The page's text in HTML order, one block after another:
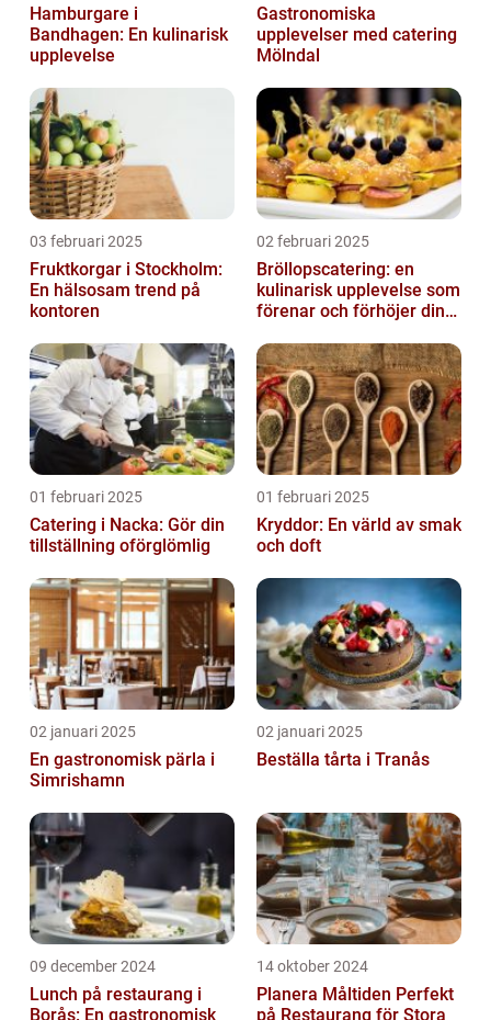
Hamburgare i
Bandhagen: En kulinarisk
upplevelse
Gastronomiska
upplevelser med catering
Mölndal
03 februari 2025
Fruktkorgar i Stockholm:
En hälsosam trend på
kontoren
02 februari 2025
Bröllopscatering: en
kulinarisk upplevelse som
förenar och förhöjer din
01 februari 2025
Catering i Nacka: Gör din
tillställning oförglömlig
01 februari 2025
Kryddor: En värld av smak
och doft
02 januari 2025
En gastronomisk pärla i
Simrishamn
02 januari 2025
Beställa tårta i Tranås
09 december 2024
Lunch på restaurang i
Borås: En gastronomisk
14 oktober 2024
Planera Måltiden Perfekt
på Restaurang för Stora